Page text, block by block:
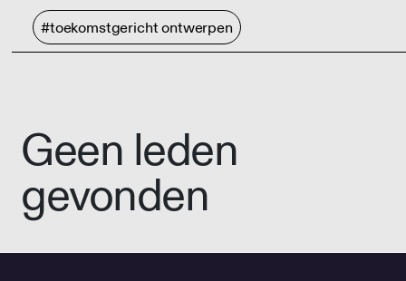
#toekomstgericht ontwerpen
Geen leden
gevonden